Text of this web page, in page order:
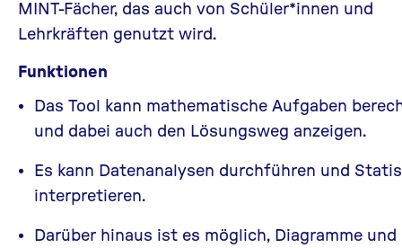
MINT-Fächer, das auch von Schüler*innen und
Lehrkräften genutzt wird.
Funktionen
Das Tool kann mathematische Aufgaben
und dabei auch den Lösungsweg anzeigen.
Es kann Datenanalysen durchführen und
interpretieren.
Darüber hinaus ist es möglich, Diagramme und